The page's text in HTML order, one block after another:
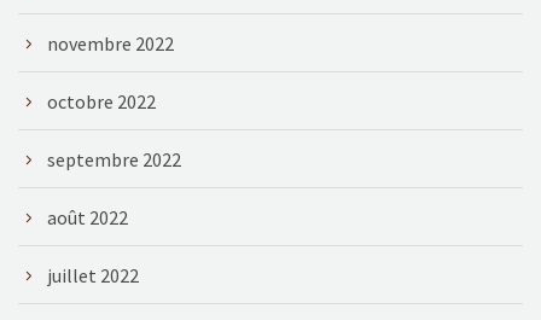
novembre 2022
octobre 2022
septembre 2022
août 2022
juillet 2022